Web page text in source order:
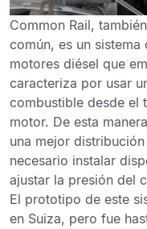
Common Rail,
común, es un
motores diésel que
caracteriza por usar
combustible desde el
motor. De esta
una mejor
necesario instalar
ajustar la presión del
El prototipo de este
en Suiza, pero fue